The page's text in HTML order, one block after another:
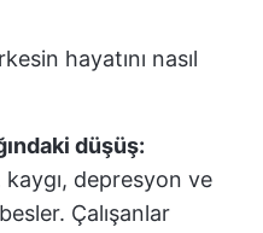
hayatını nasıl
düşüş:
depresyon ve
Çalışanlar